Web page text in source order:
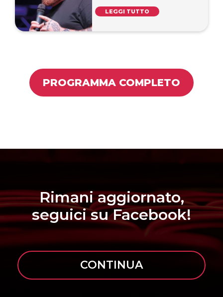
LEGGI TUTTO
PROGRAMMA COMPLETO
Rimani aggiornato,
seguici su Facebook!
CONTINUA